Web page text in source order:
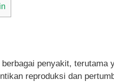
penyakit, terutama
reproduksi dan